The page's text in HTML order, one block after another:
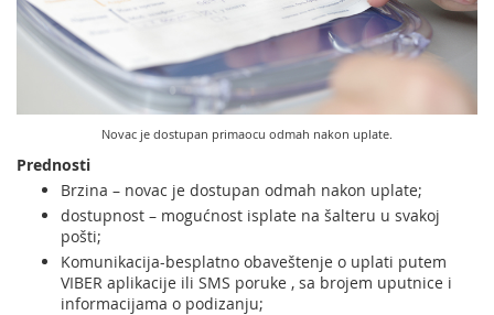
Pravilno adresovanje
Poštanski adresni kod (PAK)
Spisak zabranjenih artikala za uvoz
Punomoćje za uručenje poštanskih pošiljaka
Usluge za Banku Poštansku štedionicu a. d.
Specifične usluge
Mobilna aplikacija Pošte Srbije
Prodaja, izdavanje i zakup nepokretnosti
Pošte Pet friendly
Prodaja i prekonfiguracija TAG uređaja
Novac je dostupan primaocu odmah nakon uplate.
Prednosti
Brzina – novac je dostupan odmah nakon uplate;
dostupnost – mogućnost isplate na šalteru u svakoj
pošti;
Komunikacija-besplatno obaveštenje o uplati putem
VIBER aplikacije ili SMS poruke , sa brojem uputnice i
informacijama o podizanju;